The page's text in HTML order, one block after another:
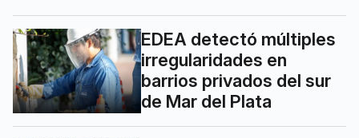
EDEA detectó múltiples
irregularidades en
barrios privados del sur
de Mar del Plata